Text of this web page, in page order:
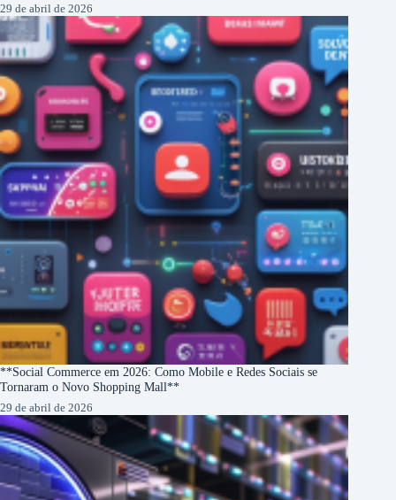
29 de abril de 2026
**Social Commerce em 2026: Como Mobile e Redes Sociais se
Tornaram o Novo Shopping Mall**
29 de abril de 2026